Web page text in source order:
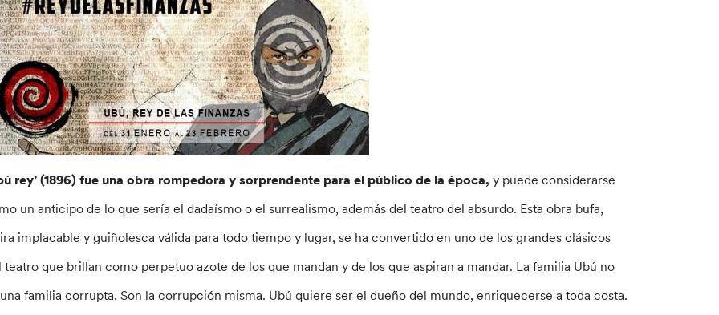
rey’ (1896) fue una obra rompedora y sorprendente para el público de la época, y puede considerarse
un anticipo de lo que sería el dadaísmo o el surrealismo, además del teatro del absurdo. Esta obra bufa,
implacable y guiñolesca válida para todo tiempo y lugar, se ha convertido en uno de los grandes clásicos
teatro que brillan como perpetuo azote de los que mandan y de los que aspiran a mandar. La familia Ubú no
familia corrupta. Son la corrupción misma. Ubú quiere ser el dueño del mundo, enriquecerse a toda costa.